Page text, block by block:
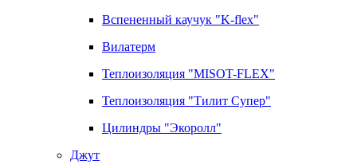
Вспененный каучук "K-flex"
Вилатерм
Теплоизоляция "MISOT-FLEX"
Теплоизоляция "Тилит Супер"
Цилиндры "Экоролл"
Джут